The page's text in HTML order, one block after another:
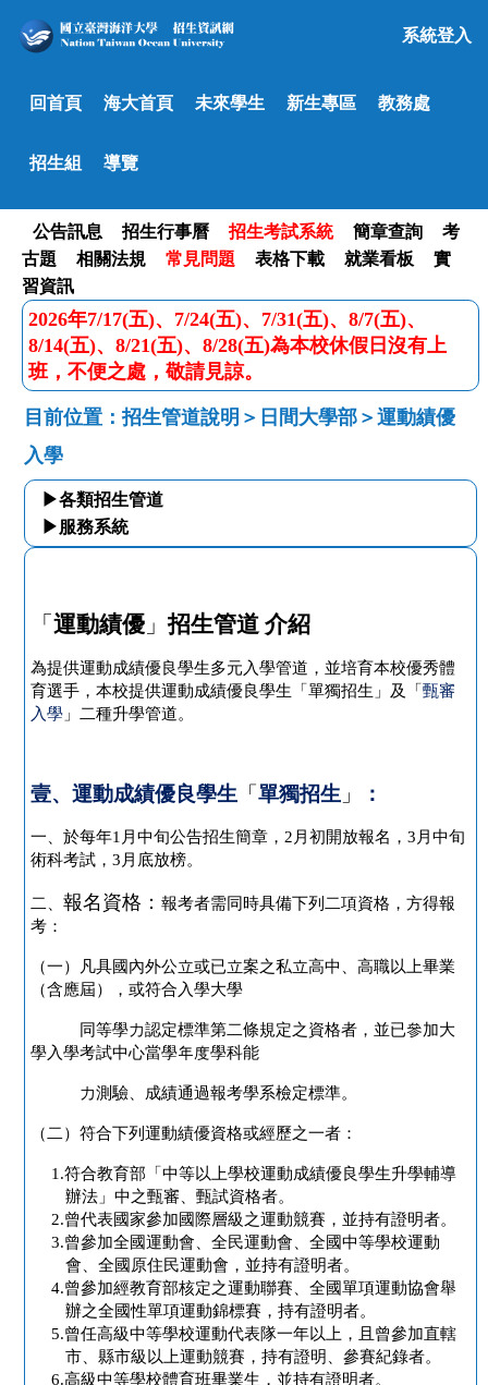
回首頁 海大首頁 未來學生 新生專區 教務處
招生組 導覽
系統登入
公告訊息 招生行事曆 招生考試系統 簡章查詢
考
古題
相關法規 常見問題 表格下載 就業看板
實
習資訊
2026年7/17(五)、7/24(五)、7/31(五)、8/7(五)、
8/14(五)、8/21(五)、8/28(五)為本校休假日沒有上
班，不便之處，敬請見諒。
目前位置：招生管道說明＞日間大學部＞運動績優
入學
▶各類招生管道
▶服務系統
「 運動績優 」招生管道 介紹
為提供運動成績優良學生多元入學管道，並培育本校優秀體
育選手，本校提供運動成績優良學生「單獨招生」及「甄審
入學 」二種升學管道。
壹、運動成績優良學生 「 單獨招生 」 ：
一、於每年1 月中旬公告招生簡章， 2 月初開放報名， 3 月中旬
術科考試， 3 月底放榜。
二、 報名資格： 報考者需同時具備下列二項資格，方得報
考：
（一）凡具國內外公立或已立案之私立高中、高職以上畢業
（含應屆），或符合入學大學
同等學力認定標準第二條規定之資格者，並已參加大
學入學考試中心當學年度學科能
力測驗、成績通過報考學系檢定標準。
（二）符合下列運動績優資格或經歷之一者：
1.符合教育部「中等以上學校運動成績優良學生升學輔導
辦法」中之甄審、甄試資格者。
2.曾代表國家參加國際層級之運動競賽，並持有證明者。
3.曾參加全國運動會、全民運動會、全國中等學校運動
會、全國原住民運動會，並持有證明者。
4.曾參加經教育部核定之運動聯賽、全國單項運動協會舉
辦之全國性單項運動錦標賽，持有證明者。
5.曾任高級中等學校運動代表隊一年以上，且曾參加直轄
市、縣市級以上運動競賽，持有證明、參賽紀錄者。
6.高級中等學校體育班畢業生，並持有證明者。